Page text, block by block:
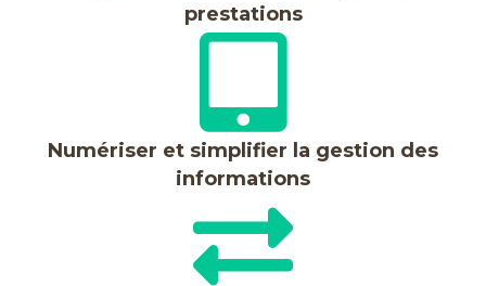
prestations
Numériser et simplifier la gestion des
informations